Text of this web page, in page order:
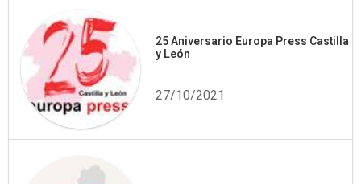
25 Aniversario Europa Press Castilla
y León
27/10/2021